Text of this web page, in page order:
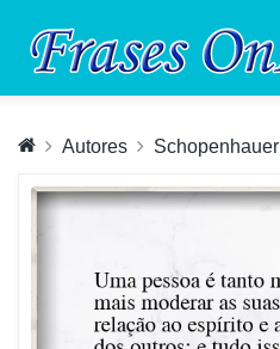
Autores Schopenhauer